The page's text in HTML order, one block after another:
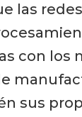
las redes
con los
sus